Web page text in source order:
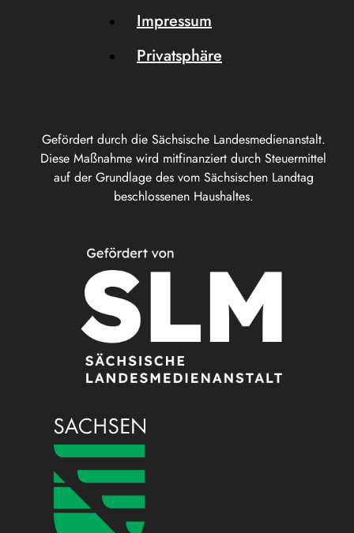
Gefördert durch die Sächsische Landesmedienanstalt.
Diese Maßnahme wird mitfinanziert durch Steuermittel
auf der Grundlage des vom Sächsischen Landtag
beschlossenen Haushaltes.
Impressum
Privatsphäre